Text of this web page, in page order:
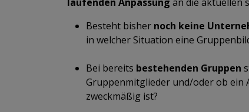
Besteht bisher noch keine
in welcher Situation eine
Bei bereits bestehenden Gruppen
Gruppenmitglieder und/oder ob ein
zweckmäßig ist?